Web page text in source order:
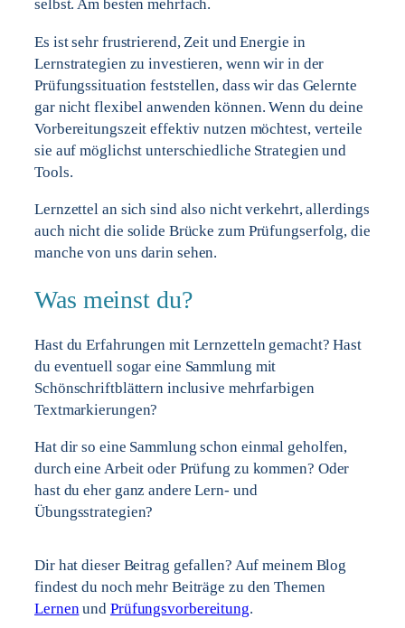
selbst. Am besten mehrfach.
Es ist sehr frustrierend, Zeit und Energie in
Lernstrategien zu investieren, wenn wir in der
Prüfungssituation feststellen, dass wir das Gelernte
gar nicht flexibel anwenden können. Wenn du deine
Vorbereitungszeit effektiv nutzen möchtest, verteile
sie auf möglichst unterschiedliche Strategien und
Tools.
Lernzettel an sich sind also nicht verkehrt, allerdings
auch nicht die solide Brücke zum Prüfungserfolg, die
manche von uns darin sehen.
Was meinst du?
Hast du Erfahrungen mit Lernzetteln gemacht? Hast
du eventuell sogar eine Sammlung mit
Schönschriftblättern inclusive mehrfarbigen
Textmarkierungen?
Hat dir so eine Sammlung schon einmal geholfen,
durch eine Arbeit oder Prüfung zu kommen? Oder
hast du eher ganz andere Lern- und
Übungsstrategien?
Dir hat dieser Beitrag gefallen? Auf meinem Blog
findest du noch mehr Beiträge zu den Themen
Lernenund Prüfungsvorbereitung.